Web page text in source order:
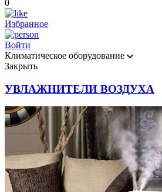
0
Избранное
Войти
Климатическое оборудование
Закрыть
УВЛАЖНИТЕЛИ ВОЗДУХА